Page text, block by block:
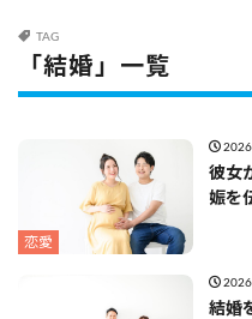
TAG
「結婚」一覧
恋愛
彼女
娠を
結婚